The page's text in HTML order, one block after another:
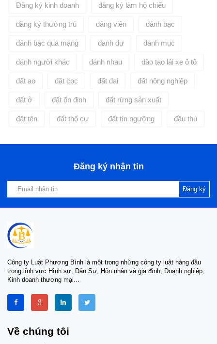
Đăng ký kinh doanh đăng ký làm hộ chiếu
đăng ký thường trú đảng viên đánh bạc
đánh bạc qua mạng danh dự danh mục
đánh người khác đánh nhau đào tạo lái xe ô tô
đất ao đặt cọc đất đai đất nông nghiệp
đất ở đất ổn định đất rừng sản xuất
đặt tên đất thổ cư đất tín ngưỡng đầu thú
Đăng ký nhận tin
Đăng ký
Công ty Luật Phương Bình là một trong những công ty luật hàng đầu
trong lĩnh vực Hình sự, Dân Sự, Hôn nhân và gia đình, Doanh nghiệp,
Kinh doanh thương mại...
Về chúng tôi